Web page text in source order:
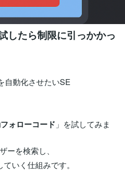
したら制限に引っかかっ
動化させたいSE
ォローコード 」を試してみま
ーを検索し、
いく仕組みです。